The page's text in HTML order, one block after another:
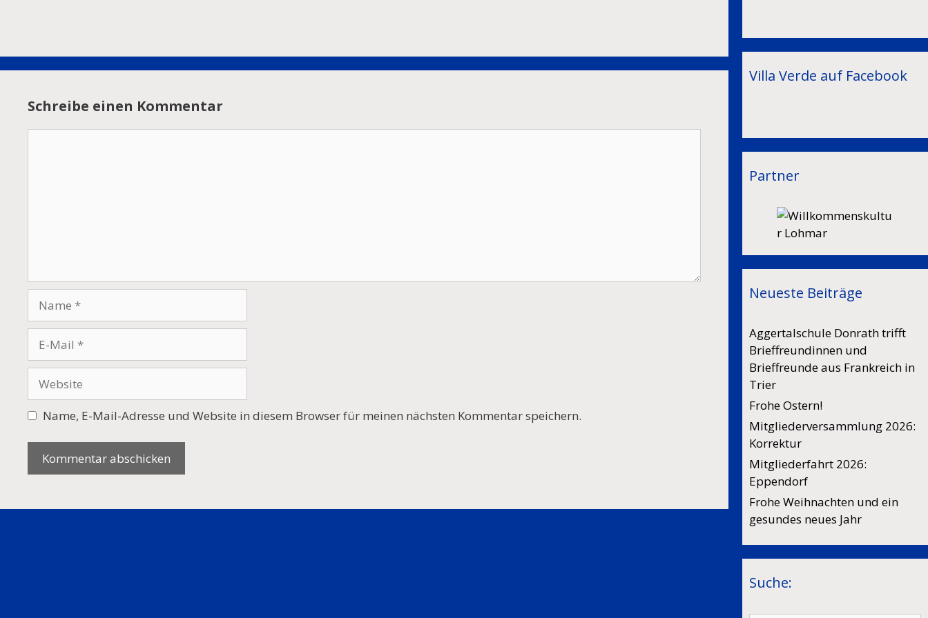
Schreibe einen Kommentar
Mail
Name, E-Mail-Adresse und Website in diesem Browser für meinen nächsten Kommentar speichern.
Villa Verde auf Facebook
Partner
Neueste Beiträge
Aggertalschule Donrath trifft
Brieffreundinnen und
Brieffreunde aus Frankreich in
Trier
Frohe Ostern!
Mitgliederversammlung 2026:
Korrektur
Mitgliederfahrt 2026:
Eppendorf
Frohe Weihnachten und ein
gesundes neues Jahr
Suche: